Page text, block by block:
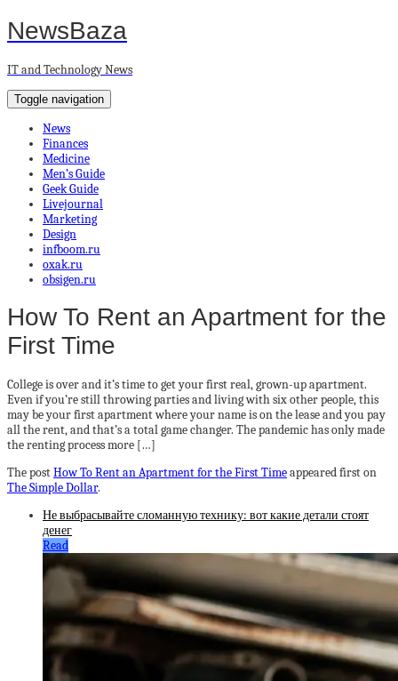
NewsBaza
IT and Technology News
Toggle navigation
News
Finances
Medicine
Men’s Guide
Geek Guide
Livejournal
Marketing
Design
infboom.ru
oxak.ru
obsigen.ru
How To Rent an Apartment for the
First Time
College is over and it’s time to get your first real, grown-up apartment.
Even if you’re still throwing parties and living with six other people, this
may be your first apartment where your name is on the lease and you pay
all the rent, and that’s a total game changer. The pandemic has only made
the renting process more […]
The postHow To Rent an Apartment for the First Timeappeared first on
The Simple Dollar.
Не выбрасывайте сломанную технику: вот какие детали стоят
денег
Read